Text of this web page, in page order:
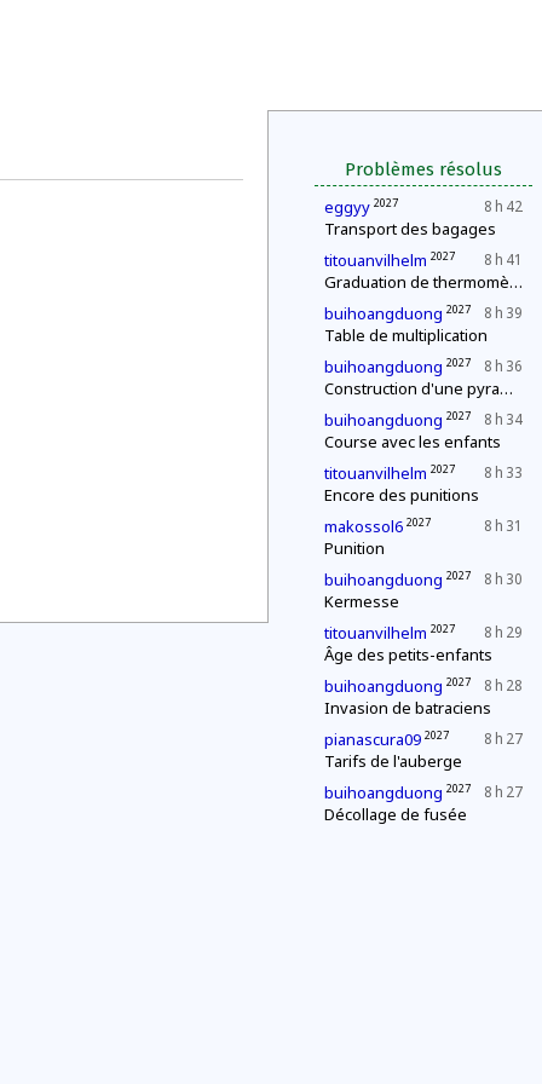
Problèmes résolus
8 h 42
eggyy 2027
Transport des bagages
8 h 41
titouanvilhelm 2027
Graduation de thermomètres
8 h 39
buihoangduong 2027
Table de multiplication
8 h 36
buihoangduong 2027
Construction d'une pyramide
8 h 34
buihoangduong 2027
Course avec les enfants
8 h 33
titouanvilhelm 2027
Encore des punitions
8 h 31
makossol6 2027
Punition
8 h 30
buihoangduong 2027
Kermesse
8 h 29
titouanvilhelm 2027
Âge des petits-enfants
8 h 28
buihoangduong 2027
Invasion de batraciens
8 h 27
pianascura09 2027
Tarifs de l'auberge
8 h 27
buihoangduong 2027
Décollage de fusée